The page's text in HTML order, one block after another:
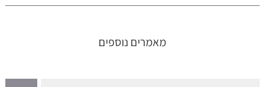
מאמרים נוספים